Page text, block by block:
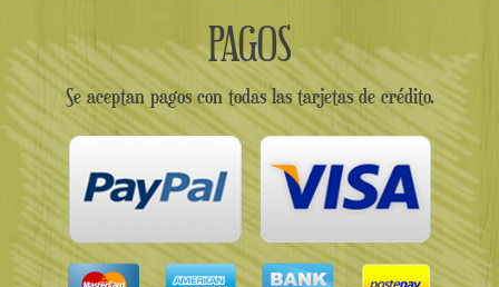
PAGOS
Se aceptan pagos con todas las tarjetas de crédito.